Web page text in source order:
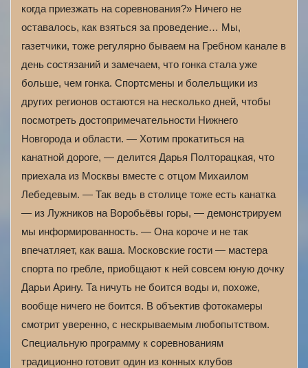
когда приезжать на соревнования?» Ничего не
оставалось, как взяться за проведение… Мы,
газетчики, тоже регулярно бываем на Гребном канале в
день состязаний и замечаем, что гонка стала уже
больше, чем гонка. Спортсмены и болельщики из
других регионов остаются на несколько дней, чтобы
посмотреть достопримечательности Нижнего
Новгорода и области. — Хотим прокатиться на
канатной дороге, — делится Дарья Полторацкая, что
приехала из Москвы вместе с отцом Михаилом
Лебедевым. — Так ведь в столице тоже есть канатка
— из Лужников на Воробьёвы горы, — демонстрируем
мы информированность. — Она короче и не так
впечатляет, как ваша. Московские гости — мастера
спорта по гребле, приобщают к ней совсем юную дочку
Дарьи Арину. Та ничуть не боится воды и, похоже,
вообще ничего не боится. В объектив фотокамеры
смотрит уверенно, с нескрываемым любопытством.
Специальную программу к соревнованиям
традиционно готовит один из конных клубов